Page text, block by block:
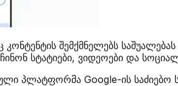
შემქმნელებს
სტატიები, ვიდეოები და
პლატფორმა Google-ის საძიებო